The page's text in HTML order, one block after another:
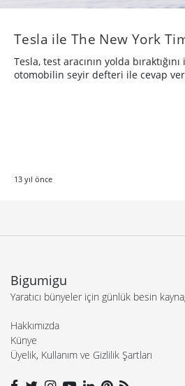
Tesla ile The New York
Tesla, test aracının yolda
otomobilin seyir defteri ile cevap
13 yıl önce
Bigumigu
Yaratıcı bünyeler için günlük besin
Hakkımızda
Künye
Üyelik, Kullanım ve Gizlilik Şartları